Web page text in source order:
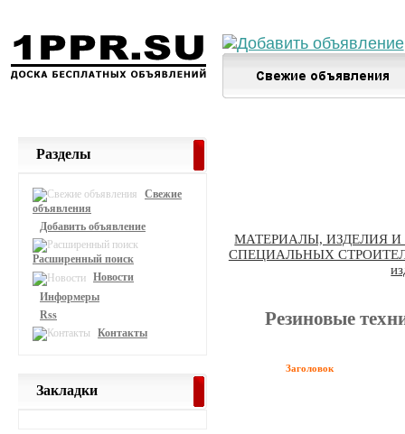
МАТЕРИАЛЫ, ИЗДЕЛИЯ
СПЕЦИАЛЬНЫХ
Резиновые
Заголовок
Разделы
Свежие
объявления
Добавить объявление
Расширенный поиск
Новости
Информеры
Rss
Контакты
Закладки